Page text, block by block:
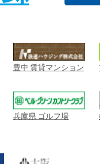
豊中 賃貸マンション
兵庫県 ゴルフ場